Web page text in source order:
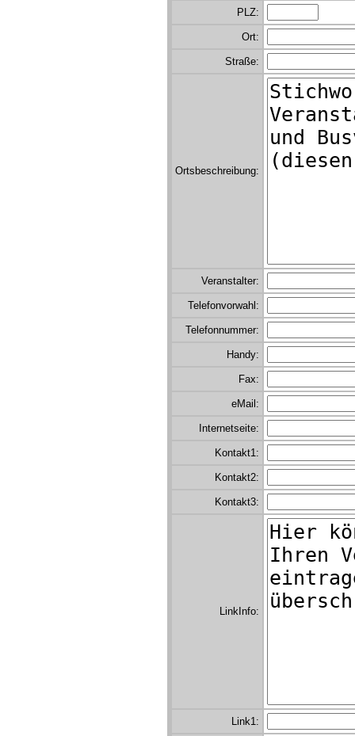
PLZ:
Ort:
Straße:
Ortsbeschreibung:
Veranstalter:
Telefonvorwahl:
Telefonnummer:
Handy:
Fax:
eMail:
Internetseite:
Kontakt1:
Kontakt2:
Kontakt3:
LinkInfo:
Link1: